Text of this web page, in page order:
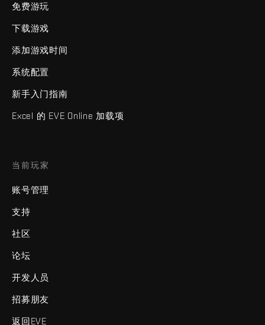
免费游玩
下载游戏
添加游戏时间
系统配置
新手入门指南
Excel 的 EVE Online 加载项
当前玩家
账号管理
支持
社区
论坛
开发人员
招募朋友
返回EVE